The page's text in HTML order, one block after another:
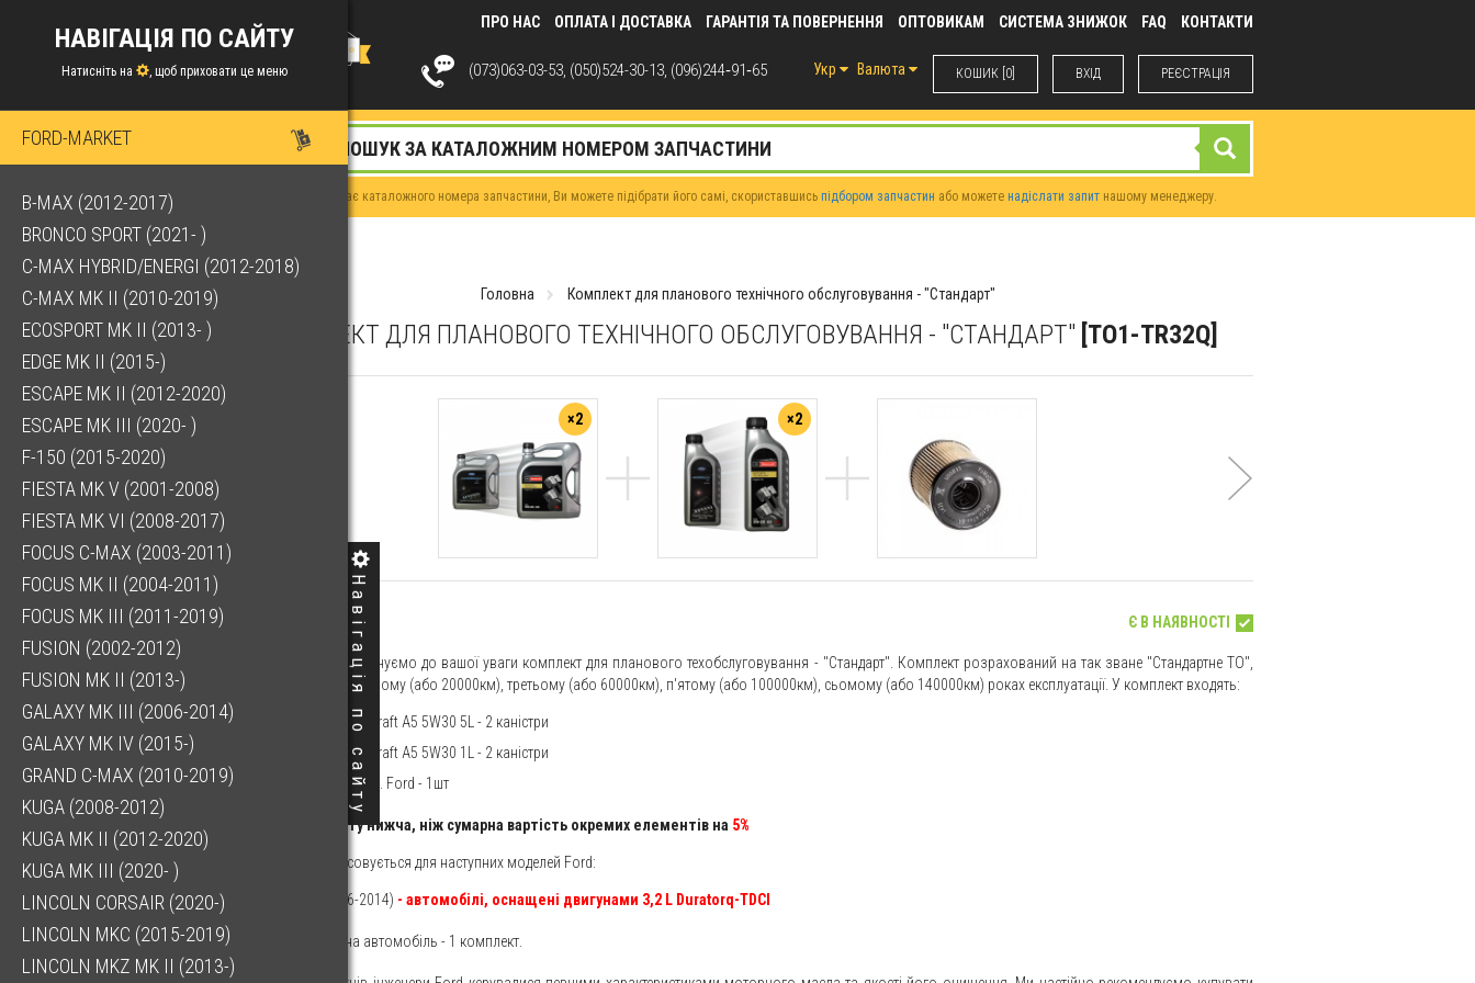
Навігація по сайту
ПРО НАС ОПЛАТА І ДОСТАВКА ГАРАНТІЯ ТА ПОВЕРНЕННЯ ОПТОВИКАМ СИСТЕМА ЗНИЖОК FAQ КОНТАКТИ
КОШИК [0] ВХIД РЕЄСТРАЦІЯ
Укр Валюта
(073)063-03-53, (050)524-30-13, (096)244‑91‑65
НАВІГАЦІЯ ПО САЙТУ
Натисніть на , щоб приховати це меню
FORD-MARKET
B-MAX (2012-2017)
BRONCO SPORT (2021- )
C-MAX HYBRID/ENERGI (2012-2018)
C-MAX MK II (2010-2019)
ECOSPORT MK II (2013- )
EDGE MK II (2015-)
ESCAPE MK II (2012-2020)
ESCAPE MK III (2020- )
F-150 (2015-2020)
FIESTA MK V (2001-2008)
FIESTA MK VI (2008-2017)
FOCUS C-MAX (2003-2011)
FOCUS MK II (2004-2011)
FOCUS MK III (2011-2019)
FUSION (2002-2012)
FUSION MK II (2013-)
GALAXY MK III (2006-2014)
GALAXY MK IV (2015-)
GRAND C-MAX (2010-2019)
KUGA (2008-2012)
KUGA MK II (2012-2020)
KUGA MK III (2020- )
LINCOLN CORSAIR (2020-)
LINCOLN MKC (2015-2019)
LINCOLN MKZ MK II (2013-)
Якщо у Вас немає каталожного номера запчастини, Ви можете підібрати його самі, скориставшись підбором запчастин або можете надіслати запит нашому менеджеру.
Головна Комплект для планового технічного обслуговування - "Стандарт"
КОМПЛЕКТ ДЛЯ ПЛАНОВОГО ТЕХНІЧНОГО ОБСЛУГОВУВАННЯ - "СТАНДАРТ" [TO1-TR32Q]
×2 ×2
5721.39 ГРН Є В НАЯВНОСТІ
Шановні клієнти! Пропонуємо до вашої уваги комплект для планового техобслуговування - "Стандарт". Комплект розрахований на так зване "Стандартне ТО",
що проводиться на першому (або 20000км), третьому (або 60000км), п'ятому (або 100000км), сьомому (або 140000км) роках експлуатації. У комплект входять:
Олія моторна Motorcraft A5 5W30 5L - 2 каністри
Олія моторна Motorcraft A5 5W30 1L - 2 каністри
Фільтр масляний, вир. Ford - 1шт
Вартість комплекту нижча, ніж сумарна вартість окремих елементів на 5%
Цей комплект застосовується для наступних моделей Ford:
Ford Transit (2006-2014) - автомобілі, оснащені двигунами 3,2 L Duratorq-TDCI
Кількість, потрібна на автомобіль - 1 комплект.